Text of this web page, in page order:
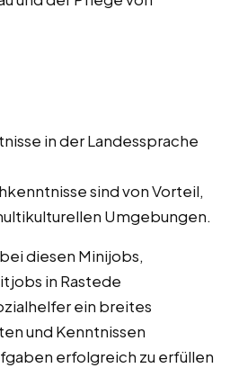
in der Landessprache
sind von Vorteil,
Umgebungen.
diesen Minijobs,
in Rastede
ein breites
und Kenntnissen
erfolgreich zu erfüllen